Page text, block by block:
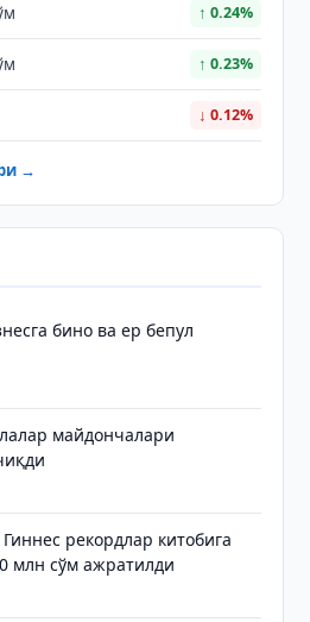
↑ 0.24%
↑ 0.23%
↓ 0.12%
→
бино ва ер бепул
майдончалари
рекордлар китобига
млн сўм ажратилди